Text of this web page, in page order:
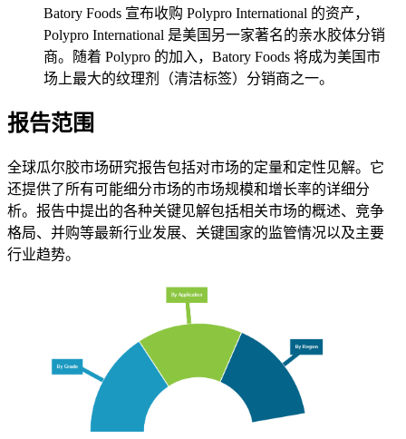
Batory Foods 宣布收购 Polypro International 的资产，
Polypro International 是美国另一家著名的亲水胶体分销
商。随着 Polypro 的加入，Batory Foods 将成为美国市
场上最大的纹理剂（清洁标签）分销商之一。
报告范围
全球瓜尔胶市场研究报告包括对市场的定量和定性见解。它
还提供了所有可能细分市场的市场规模和增长率的详细分
析。报告中提出的各种关键见解包括相关市场的概述、竞争
格局、并购等最新行业发展、关键国家的监管情况以及主要
行业趋势。